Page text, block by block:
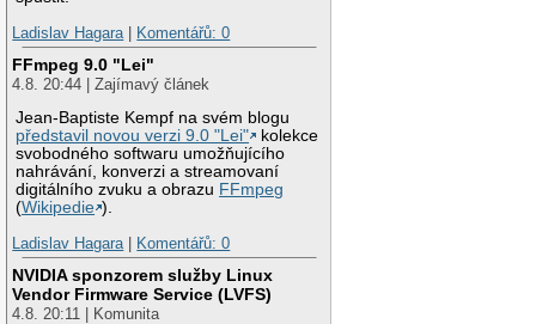
Ladislav Hagara| Komentářů: 0
FFmpeg 9.0 "Lei"
4.8. 20:44 | Zajímavý článek
Jean-Baptiste Kempf na svém blogu
představil novou verzi 9.0 "Lei"
kolekce
svobodného softwaru umožňujícího
nahrávání, konverzi a streamovaní
digitálního zvuku a obrazu FFmpeg
(Wikipedie ).
Ladislav Hagara| Komentářů: 0
NVIDIA sponzorem služby Linux
Vendor Firmware Service (LVFS)
4.8. 20:11 | Komunita